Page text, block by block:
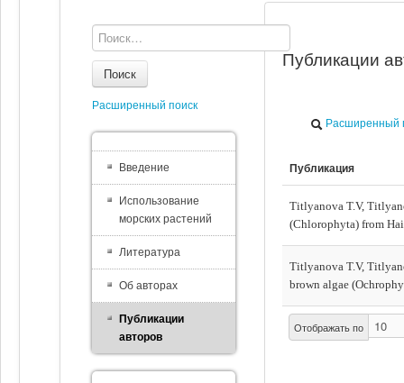
Публикации
Расширенный
Публикация
Отображать по
Titlyanova T.V,
(Chlorophyta) from
Titlyanova T.V,
brown algae
Поиск
Расширенный поиск
Введение
Использование
морских растений
Литература
Об авторах
Публикации
авторов